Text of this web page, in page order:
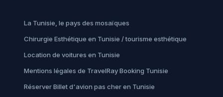
La Tunisie, le pays des mosaïques
Chirurgie Esthétique en Tunisie / tourisme esthétique
Location de voitures en Tunisie
Mentions légales de TravelRay Booking Tunisie
Réserver Billet d'avion pas cher en Tunisie